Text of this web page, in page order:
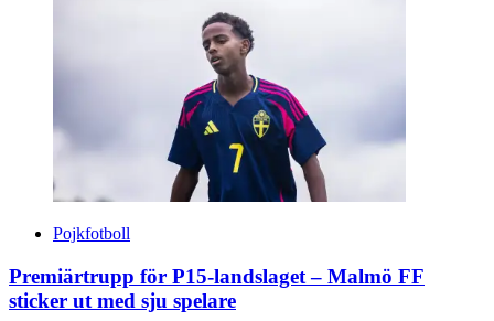
Pojkfotboll
Premiärtrupp för P15-landslaget – Malmö FF
sticker ut med sju spelare